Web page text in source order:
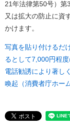
21年法律第50号）第
又は拡大の防止に資
かけます。
写真を貼り付けるだ
るとして7,000円程
電話勧誘により著し
喚起（消費者庁ホー